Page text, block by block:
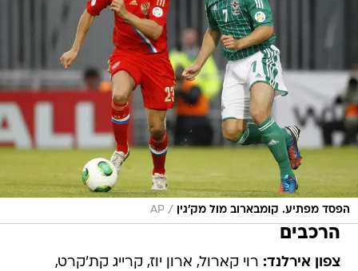
הפסד מפתיע. קומבארוב מול מק'גין /
AP
הרכבים
צפון אירלנד: רוי קארול, ארון יוז, קרייג קת'קרט,